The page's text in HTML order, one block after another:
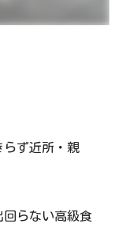
ず近所・親
回らない高級食